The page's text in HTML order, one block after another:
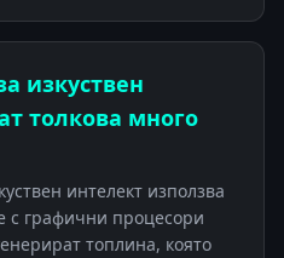
изкуствен
толкова много
интелект използва
с графични процесори
топлина, която